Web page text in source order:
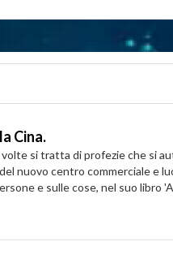
Cina.
si tratta di profezie che si
nuovo centro commerciale e
e sulle cose, nel suo libro